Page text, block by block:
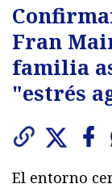
Fran
familia
"estrés
El entorno